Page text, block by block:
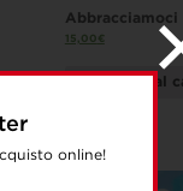
online!
Abbracciamoci
15,00€
Aggiungi al